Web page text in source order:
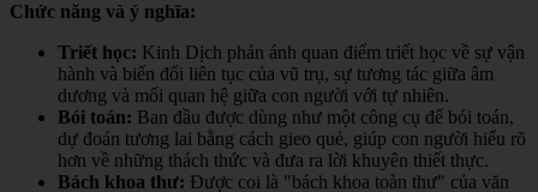
Chức năng và ý nghĩa:
Triết học: Kinh Dịch phản ánh quan điểm triết học về sự vận
hành và biến đổi liên tục của vũ trụ, sự tương tác giữa âm
dương và mối quan hệ giữa con người với tự nhiên.
Bói toán: Ban đầu được dùng như một công cụ để bói toán,
dự đoán tương lai bằng cách gieo quẻ, giúp con người hiểu rõ
hơn về những thách thức và đưa ra lời khuyên thiết thực.
Bách khoa thư: Được coi là "bách khoa toàn thư" của văn